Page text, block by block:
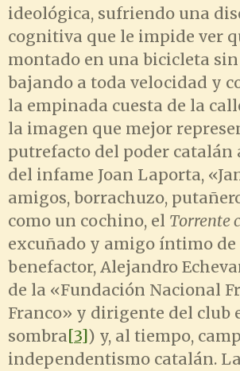
ideológica, sufriendo una
cognitiva que le impide ver
montado en una bicicleta
bajando a toda velocidad y
la empinada cuesta de la
la imagen que mejor
putrefacto del poder catalán
del infame Joan Laporta,
amigos, borrachuzo,
como un cochino, el Torrente
excuñado y amigo íntimo de
benefactor, Alejandro
de la «Fundación Nacional
Franco» y dirigente del club
sombra[3]) y, al tiempo,
independentismo catalán.